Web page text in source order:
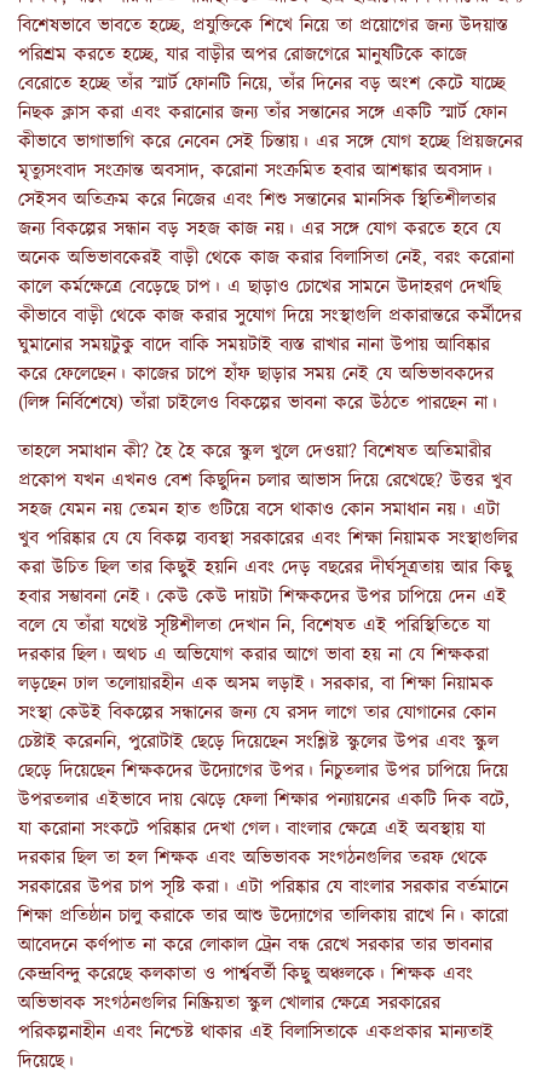
বিশেষভাবে ভাবতে হচ্ছে, প্রযুক্তিকে শিখে নিয়ে তা প্রয়োগের জন্য উদয়াস্ত
পরিশ্রম করতে হচ্ছে, যার বাড়ীর অপর রোজগেরে মানুষটিকে কাজে
বেরোতে হচ্ছে তাঁর স্মার্ট ফোনটি নিয়ে, তাঁর দিনের বড় অংশ কেটে যাচ্ছে
নিছক ক্লাস করা এবং করানোর জন্য তাঁর সন্তানের সঙ্গে একটি স্মার্ট ফোন
কীভাবে ভাগাভাগি করে নেবেন সেই চিন্তায়। এর সঙ্গে যোগ হচ্ছে প্রিয়জনের
মৃত্যুসংবাদ সংক্রান্ত অবসাদ, করোনা সংক্রমিত হবার আশঙ্কার অবসাদ।
সেইসব অতিক্রম করে নিজের এবং শিশু সন্তানের মানসিক স্থিতিশীলতার
জন্য বিকল্পের সন্ধান বড় সহজ কাজ নয়। এর সঙ্গে যোগ করতে হবে যে
অনেক অভিভাবকেরই বাড়ী থেকে কাজ করার বিলাসিতা নেই, বরং করোনা
কালে কর্মক্ষেত্রে বেড়েছে চাপ। এ ছাড়াও চোখের সামনে উদাহরণ দেখছি
কীভাবে বাড়ী থেকে কাজ করার সুযোগ দিয়ে সংস্থাগুলি প্রকারান্তরে কর্মীদের
ঘুমানোর সময়টুকু বাদে বাকি সময়টাই ব্যস্ত রাখার নানা উপায় আবিষ্কার
করে ফেলেছেন। কাজের চাপে হাঁফ ছাড়ার সময় নেই যে অভিভাবকদের
(লিঙ্গ নির্বিশেষে) তাঁরা চাইলেও বিকল্পের ভাবনা করে উঠতে পারছেন না।
তাহলে সমাধান কী? হৈ হৈ করে স্কুল খুলে দেওয়া? বিশেষত অতিমারীর
প্রকোপ যখন এখনও বেশ কিছুদিন চলার আভাস দিয়ে রেখেছে? উত্তর খুব
সহজ যেমন নয় তেমন হাত গুটিয়ে বসে থাকাও কোন সমাধান নয়। এটা
খুব পরিষ্কার যে যে বিকল্প ব্যবস্থা সরকারের এবং শিক্ষা নিয়ামক সংস্থাগুলির
করা উচিত ছিল তার কিছুই হয়নি এবং দেড় বছরের দীর্ঘসূত্রতায় আর কিছু
হবার সম্ভাবনা নেই। কেউ কেউ দায়টা শিক্ষকদের উপর চাপিয়ে দেন এই
বলে যে তাঁরা যথেষ্ট সৃষ্টিশীলতা দেখান নি, বিশেষত এই পরিস্থিতিতে যা
দরকার ছিল। অথচ এ অভিযোগ করার আগে ভাবা হয় না যে শিক্ষকরা
লড়ছেন ঢাল তলোয়ারহীন এক অসম লড়াই। সরকার, বা শিক্ষা নিয়ামক
সংস্থা কেউই বিকল্পের সন্ধানের জন্য যে রসদ লাগে তার যোগানের কোন
চেষ্টাই করেননি, পুরোটাই ছেড়ে দিয়েছেন সংশ্লিষ্ট স্কুলের উপর এবং স্কুল
ছেড়ে দিয়েছেন শিক্ষকদের উদ্যোগের উপর। নিচুতলার উপর চাপিয়ে দিয়ে
উপরতলার এইভাবে দায় ঝেড়ে ফেলা শিক্ষার পন্যায়নের একটি দিক বটে,
যা করোনা সংকটে পরিষ্কার দেখা গেল। বাংলার ক্ষেত্রে এই অবস্থায় যা
দরকার ছিল তা হল শিক্ষক এবং অভিভাবক সংগঠনগুলির তরফ থেকে
সরকারের উপর চাপ সৃষ্টি করা। এটা পরিষ্কার যে বাংলার সরকার বর্তমানে
শিক্ষা প্রতিষ্ঠান চালু করাকে তার আশু উদ্যোগের তালিকায় রাখে নি। কারো
আবেদনে কর্ণপাত না করে লোকাল ট্রেন বন্ধ রেখে সরকার তার ভাবনার
কেন্দ্রবিন্দু করেছে কলকাতা ও পার্শ্ববর্তী কিছু অঞ্চলকে। শিক্ষক এবং
অভিভাবক সংগঠনগুলির নিষ্ক্রিয়তা স্কুল খোলার ক্ষেত্রে সরকারের
পরিকল্পনাহীন এবং নিশ্চেষ্ট থাকার এই বিলাসিতাকে একপ্রকার মান্যতাই
দিয়েছে।